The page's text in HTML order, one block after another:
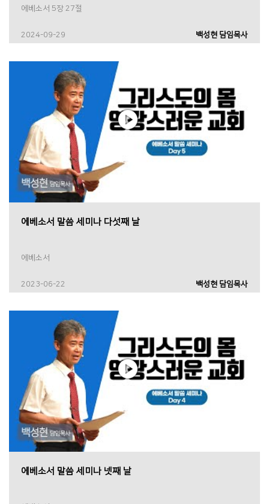
에베소서 5장 27절
2024-09-29 백성현 담임목사
에베소서 말씀 세미나 다섯째 날
에베소서
2023-06-22 백성현 담임목사
에베소서 말씀 세미나 넷째 날